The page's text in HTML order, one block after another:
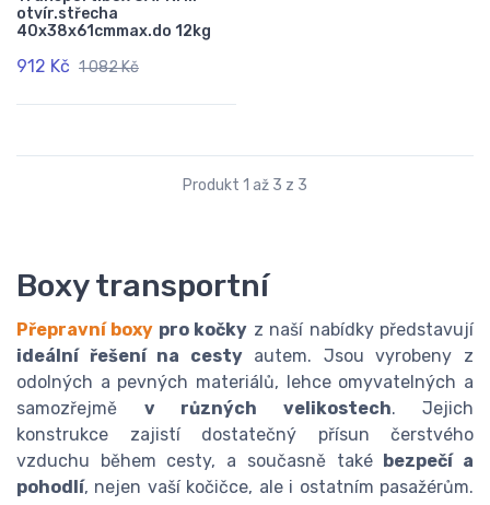
otvír.střecha
40x38x61cmmax.do 12kg
912 Kč 1 082 Kč
Produkt 1 až 3 z 3
Boxy transportní
Přepravní boxy pro kočky z naší nabídky představují
ideální řešení na cestyautem. Jsou vyrobeny z
odolných a pevných materiálů, lehce omyvatelných a
samozřejmě v různých velikostech. Jejich
konstrukce zajistí dostatečný přísun čerstvého
vzduchu během cesty, a současně také bezpečí a
pohodlí, nejen vaší kočičce, ale i ostatním pasažérům.